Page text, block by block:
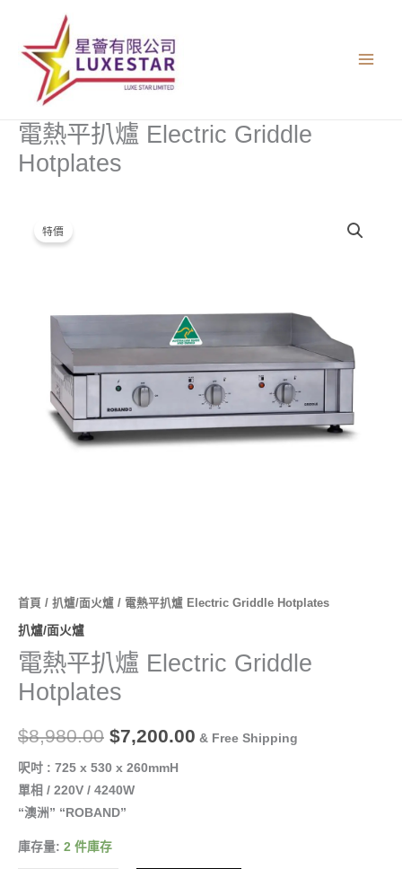
電熱平扒爐 Electric Griddle
Hotplates
特價
首頁 / 扒爐/面火爐 / 電熱平扒爐 Electric Griddle Hotplates
扒爐/面火爐
電熱平扒爐 Electric Griddle
Hotplates
$8,980.00
格：
$8,980.00。
$7,200.00
格：
$7,200.00。
& Free Shipping
呎吋 : 725 x 530 x 260mmH
單相 / 220V / 4240W
“澳洲” “ROBAND”
庫存量: 2 件庫存
Electric
Hotplates